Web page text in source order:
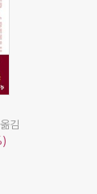
김